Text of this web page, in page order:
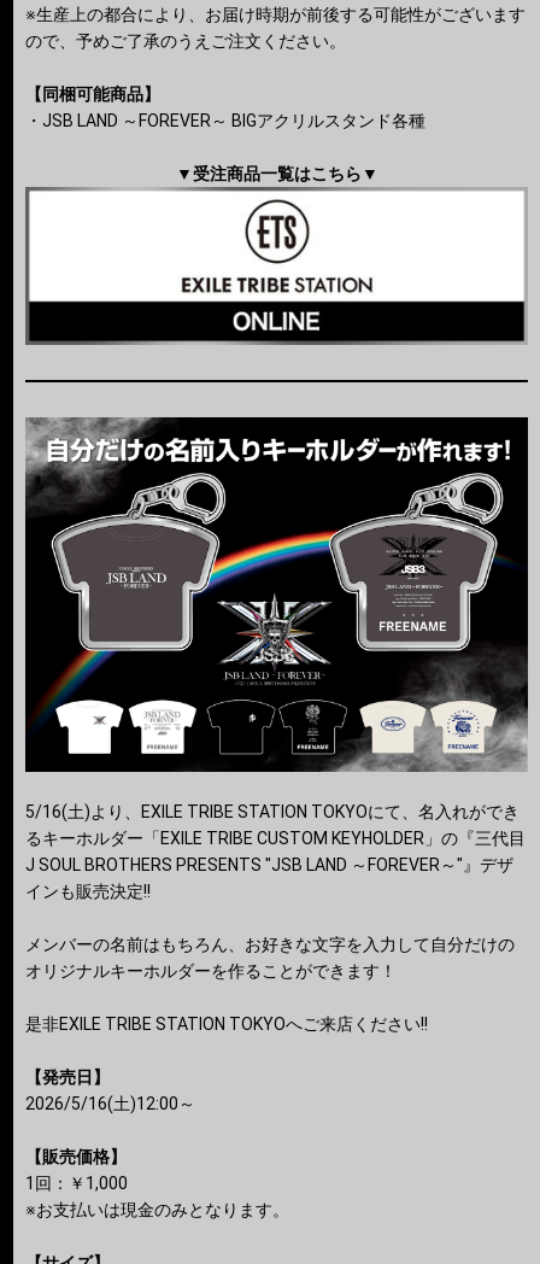
※生産上の都合により、お届け時期が前後する可能性がございます
ので、予めご了承のうえご注文ください。
【同梱可能商品】
・JSB LAND ～FOREVER～ BIGアクリルスタンド各種
▼受注商品一覧はこちら▼
5/16(土)より、EXILE TRIBE STATION TOKYOにて、名入れができ
るキーホルダー「EXILE TRIBE CUSTOM KEYHOLDER」の『三代目
J SOUL BROTHERS PRESENTS "JSB LAND ～FOREVER～"』デザ
インも販売決定!!
メンバーの名前はもちろん、お好きな文字を入力して自分だけの
オリジナルキーホルダーを作ることができます！
是非EXILE TRIBE STATION TOKYOへご来店ください!!
【発売日】
2026/5/16(土)12:00～
【販売価格】
1回：￥1,000
※お支払いは現金のみとなります。